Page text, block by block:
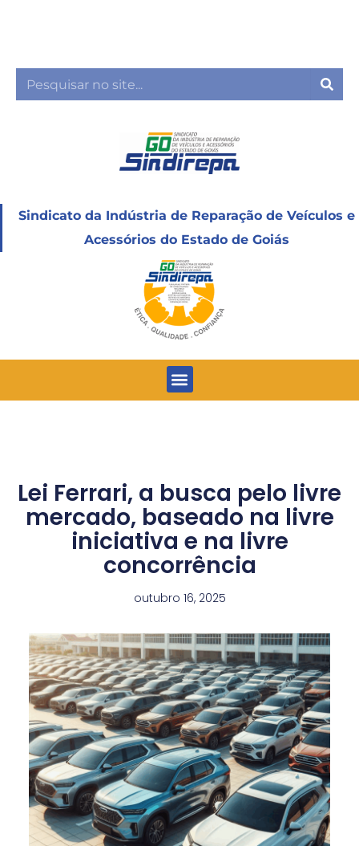
conteúdo
Sindicato da Indústria de Reparação de Veículos e
Acessórios do Estado de Goiás
Menu
Lei Ferrari, a busca pelo livre
mercado, baseado na livre
iniciativa e na livre
concorrência
outubro 16, 2025